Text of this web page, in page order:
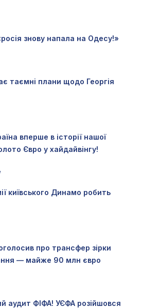
знову напала на Одесу!»
таємні плани щодо Георгія
вперше в історії нашої
Євро у хайдайвінгу!
київського Динамо робить
про трансфер зірки
— майже 90 млн євро
аудит ФІФА! УЄФА розійшовся